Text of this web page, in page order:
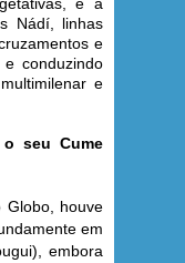
Nádí, linhas
e
conduzindo
e
seu Cume
Globo, houve
em
embora